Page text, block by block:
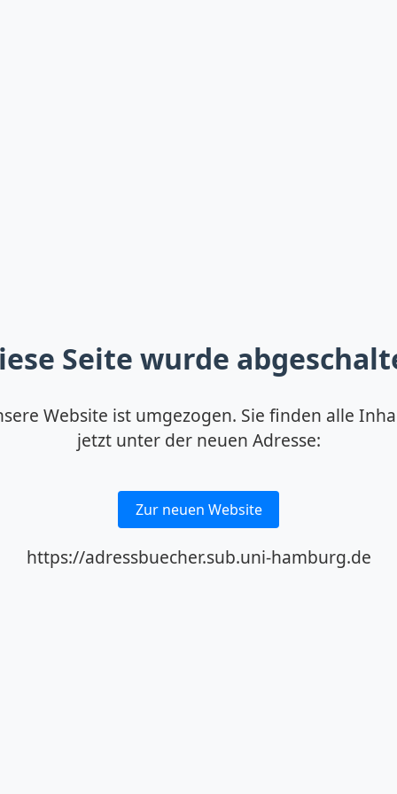
Seite wurde
Website ist umgezogen. Sie finden alle
jetzt unter der neuen Adresse:
Zur neuen Website
https://adressbuecher.sub.uni-hamburg.de